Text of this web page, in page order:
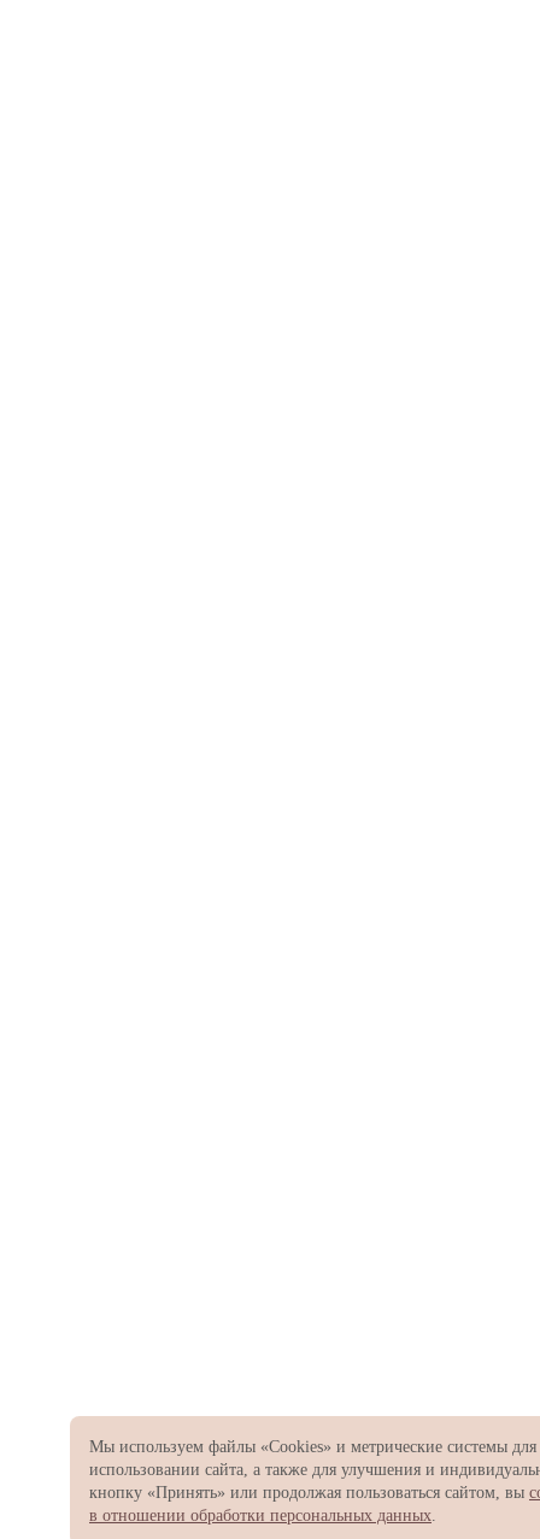
Мы используем файлы «Cookies» и метрические системы
использовании сайта, а также для улучшения и
кнопку «Принять» или продолжая пользоваться сайтом, вы
в отношении обработки персональных данных.